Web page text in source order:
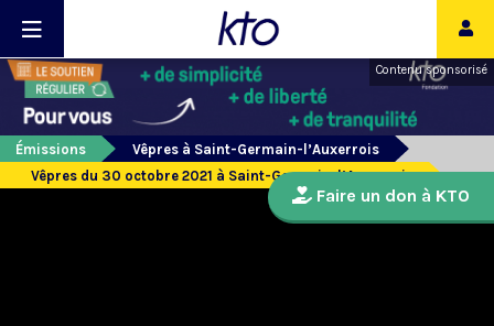
Contenu sponsorisé
Émissions
Vêpres à Saint-Germain-l’Auxerrois
Vêpres du 30 octobre 2021 à Saint-Germain-l’Auxerrois
Faire un don à KTO